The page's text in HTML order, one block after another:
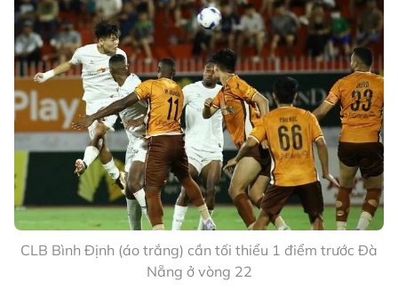
CLB Bình Định (áo trắng) cần tối thiểu 1 điểm trước Đà
Nẵng ở vòng 22